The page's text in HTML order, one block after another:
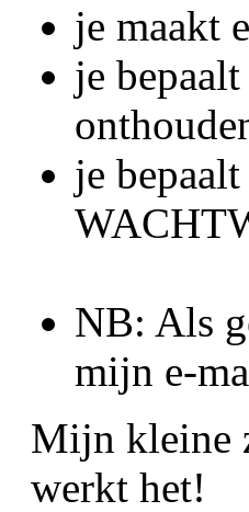
je maakt
je
je
NB: Als
mijn e-
Mijn kleine
werkt het!